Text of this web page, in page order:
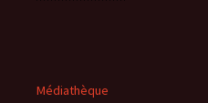
Médiathèque